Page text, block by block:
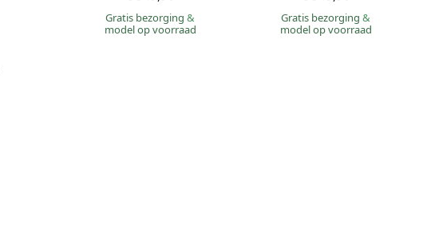
Gratis bezorging&
model op voorraad
Gratis bezorging&
model op voorraad